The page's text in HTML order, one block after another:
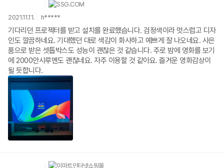
2021.11.11. h*****
기다리던 프로젝터를 받고 설치를 완료했습니다. 검정색이라 멋스럽고 디자
인도 깔끔하네요. 기대했던 대로 색감이 화사하고 예쁘게 잘 나오네요. 사은
품으로 받은 셋톱박스도 성능이 괜찮은 것 같습니다. 주로 밤에 영화를 보기
에 2000안시루멘도 괜찮네요. 자주 이용할 것 같아요. 즐거운 영화감상이
될 듯합니다.